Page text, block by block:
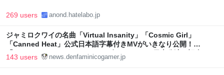
269 users anond.hatelabo.jp
ジャミロクワイの名曲「Virtual Insanity」「Cosmic Girl」
「Canned Heat」公式日本語字幕付きMVがいきなり公開！
「SUMMER SONIC 2026」での9年ぶりとなる日本公演を記念して
143 users news.denfaminicogamer.jp